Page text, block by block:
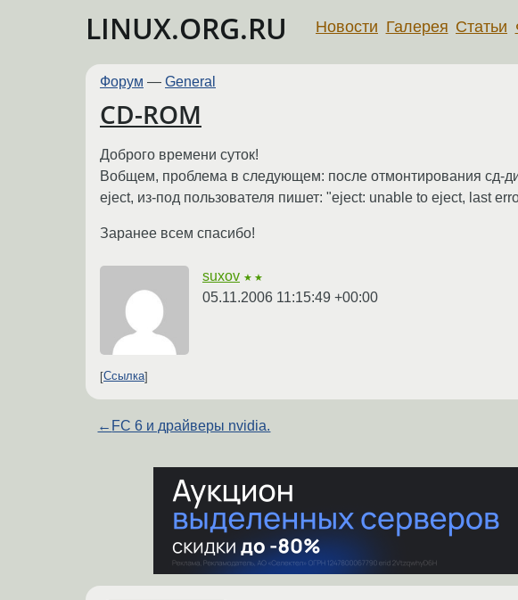
LINUX.ORG.RU Новости Галерея Статьи
Форум — General
CD-ROM
Доброго времени суток!
Вобщем, проблема в следующем: после отмонтирования сд-
eject, из-под пользователя пишет: "eject: unable to eject, last
Заранее всем спасибо!
suxov ★★
05.11.2006 11:15:49 +00:00
Ссылка
← FC 6 и драйверы nvidia.